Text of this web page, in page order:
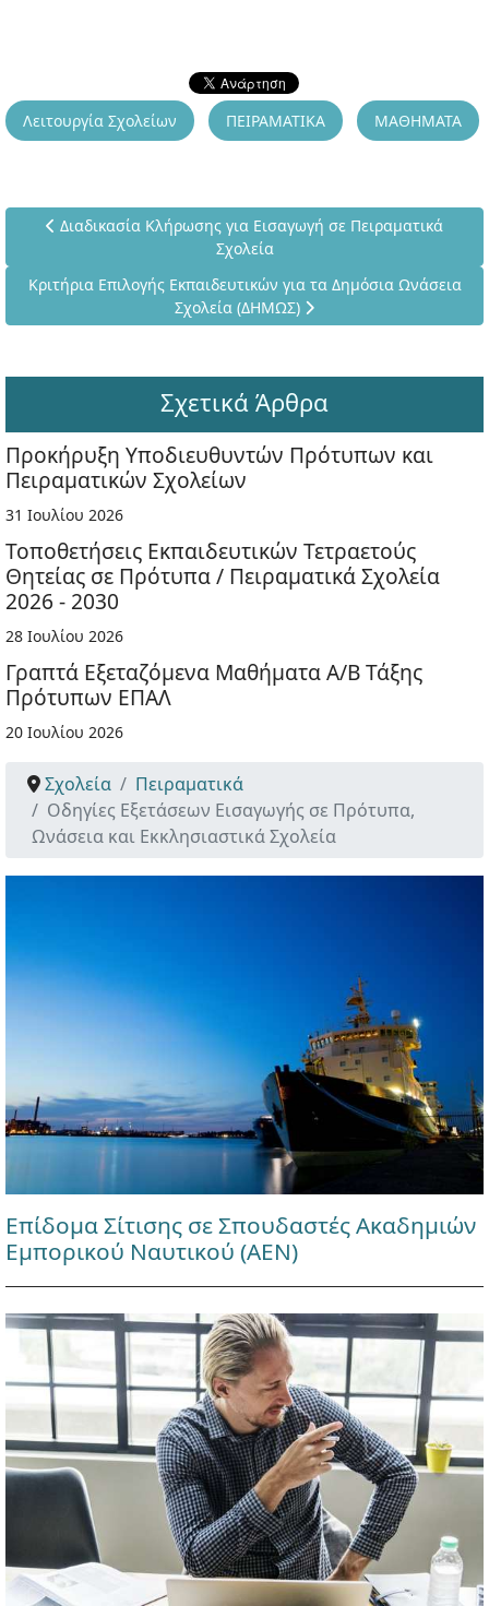
Λειτουργία Σχολείων ΠΕΙΡΑΜΑΤΙΚΑ ΜΑΘΗΜΑΤΑ
Προηγούμενο άρθρο: Διαδικασία Κλήρωσης για Εισαγωγή
Διαδικασία Κλήρωσης για Εισαγωγή σε Πειραματικά
Σχολεία
Επόμενο άρθρο: Κριτήρια Επιλογής Εκπαιδευτικών για τα
Κριτήρια Επιλογής Εκπαιδευτικών για τα Δημόσια Ωνάσεια
Σχολεία (ΔΗΜΩΣ)
Σχετικά Άρθρα
Προκήρυξη Υποδιευθυντών Πρότυπων και
Πειραματικών Σχολείων
31 Ιουλίου 2026
Τοποθετήσεις Εκπαιδευτικών Τετραετούς
Θητείας σε Πρότυπα / Πειραματικά Σχολεία
2026 - 2030
28 Ιουλίου 2026
Γραπτά Εξεταζόμενα Μαθήματα Α/Β Τάξης
Πρότυπων ΕΠΑΛ
20 Ιουλίου 2026
Σχολεία
Πειραματικά
Οδηγίες Εξετάσεων Εισαγωγής σε Πρότυπα,
Ωνάσεια και Εκκλησιαστικά Σχολεία
Επίδομα Σίτισης σε Σπουδαστές Ακαδημιών
Εμπορικού Ναυτικού (ΑΕΝ)